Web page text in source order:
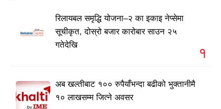
रिलायबल समृद्धि योजना–२ का इकाइ नेप्सेमा
सूचीकृत, दोस्रो बजार कारोबार साउन २५
गतेदेखि
१
अब खल्तीबाट १०० रुपैयाँभन्दा बढीको भुक्तानीमै
१० लाखसम्म जित्ने अवसर